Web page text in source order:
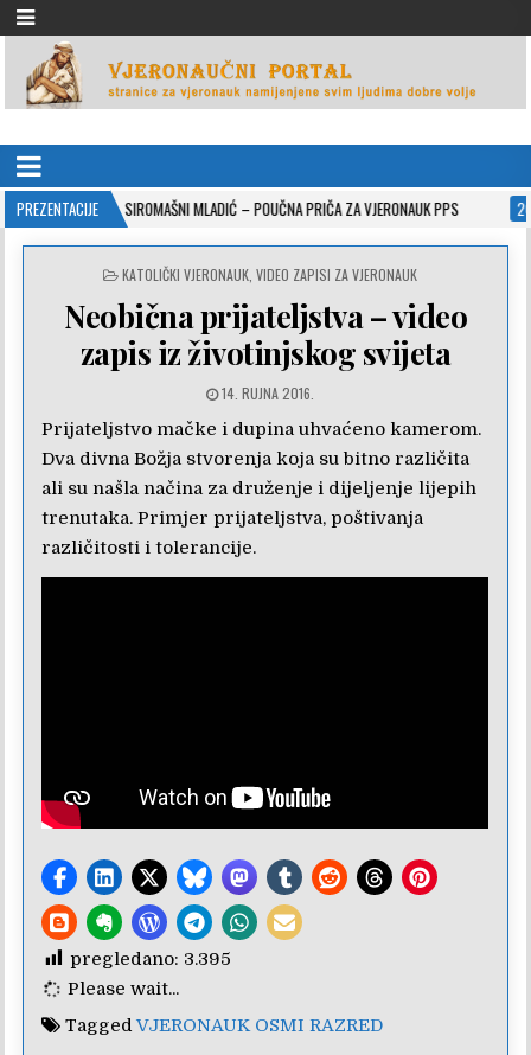
VJERONAUČNI PORTAL
PREZENTACIJE
26 SIROMAŠNI MLADIĆ – POUČNA PRIČA ZA VJERONAUK PPS 2021-05-02
POSTED
KATOLIČKI VJERONAUK, VIDEO ZAPISI ZA VJERONAUK
Neobična prijateljstva – video
zapis iz životinjskog svijeta
14. RUJNA 2016.
Prijateljstvo mačke i dupina uhvaćeno kamerom.
Dva divna Božja stvorenja koja su bitno različita
ali su našla načina za druženje i dijeljenje lijepih
trenutaka. Primjer prijateljstva, poštivanja
različitosti i tolerancije.
pregledano: 3.395
Please wait...
TaggedVJERONAUK OSMI RAZRED